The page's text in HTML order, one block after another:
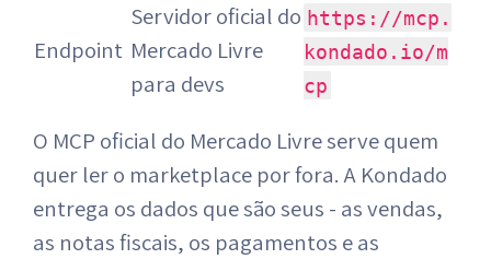
Endpoint
Servidor oficial do
Mercado Livre
para devs
https://mcp.
kondado.io/m
cp
O MCP oficial do Mercado Livre serve quem
quer ler o marketplace por fora. A Kondado
entrega os dados que são seus - as vendas,
as notas fiscais, os pagamentos e as